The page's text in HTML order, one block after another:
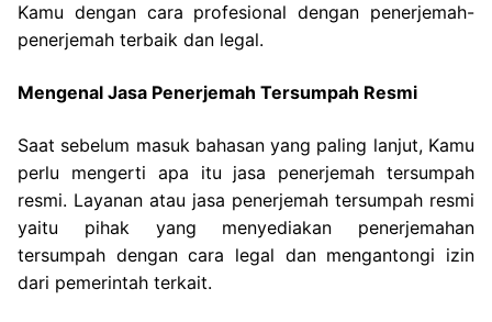
Kamu dengan cara profesional dengan penerjemah-
penerjemah terbaik dan legal.
Mengenal Jasa Penerjemah Tersumpah Resmi
Saat sebelum masuk bahasan yang paling lanjut, Kamu
perlu mengerti apa itu jasa penerjemah tersumpah
resmi. Layanan atau jasa penerjemah tersumpah resmi
yaitu pihak yang menyediakan penerjemahan
tersumpah dengan cara legal dan mengantongi izin
dari pemerintah terkait.